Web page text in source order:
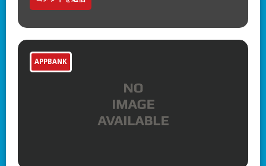
APPBANK